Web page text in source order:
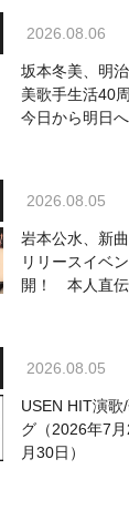
2026.08.06
坂本冬美、明
美歌手生活40
今日から明日
2026.08.05
岩本公水、新
リリースイベ
開！ 本人直伝
2026.08.05
USEN HIT演歌
グ（2026年7
月30日）